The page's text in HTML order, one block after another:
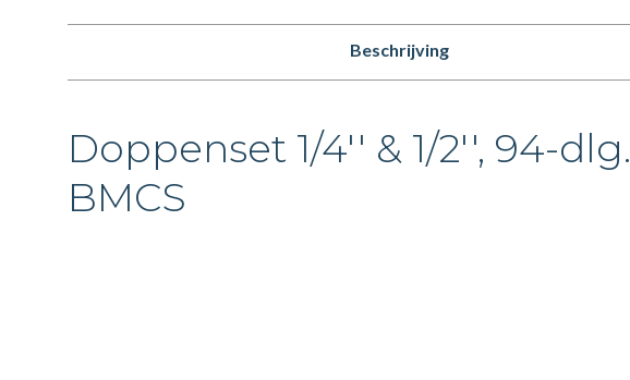
Beschrijving
Doppenset 1/4'' & 1/2'', 94-dlg.
BMCS